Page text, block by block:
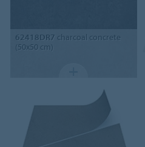
62418DR7 charcoal concrete
(50x50 cm)